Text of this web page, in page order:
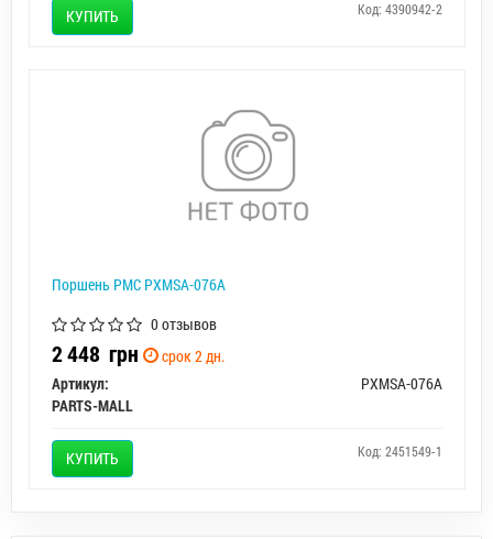
КУПИТЬ Код: 4390942-2
Поршень PMC PXMSA-076A
0 отзывов
2 448 грн
срок 2 дн.
Артикул:
PXMSA-076A
PARTS-MALL
КУПИТЬ Код: 2451549-1